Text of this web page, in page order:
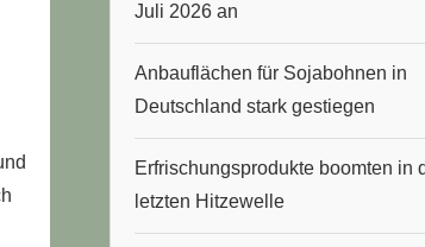
Juli 2026 an
Anbauflächen für Sojabohnen in
Deutschland stark gestiegen
Erfrischungsprodukte boomten in
letzten Hitzewelle